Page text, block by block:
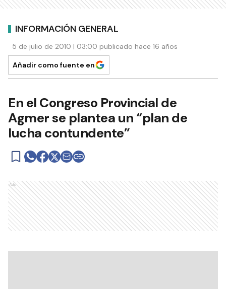
INFORMACIÓN GENERAL
5 de julio de 2010 | 03:00 publicado hace 16 años
Añadir como fuente en
En el Congreso Provincial de
Agmer se plantea un “plan de
lucha contundente”
Ads